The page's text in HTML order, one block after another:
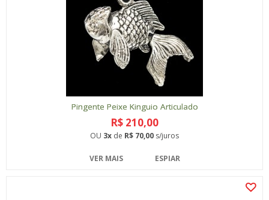
Pingente Peixe Kinguio Articulado
R$ 210,00
OU 3x de R$ 70,00 s/juros
VER MAIS ESPIAR